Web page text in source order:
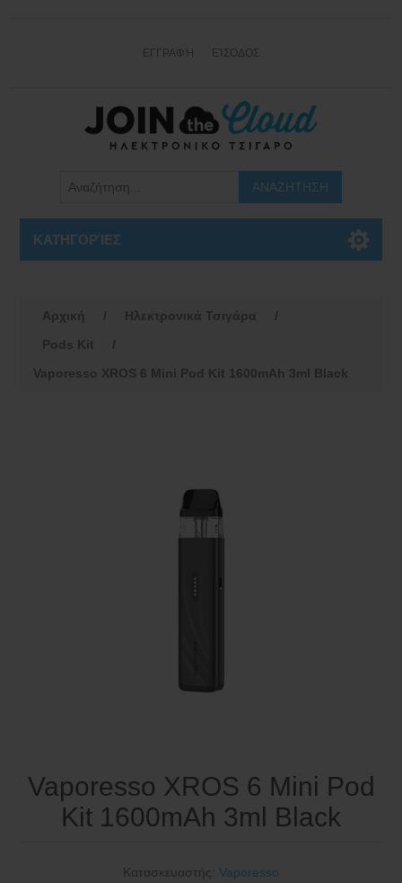
ΕΓΓΡΑΦΉ ΕΊΣΟΔΟΣ
ΚΑΤΗΓΟΡΊΕΣ
Αρχική / Ηλεκτρονικά Τσιγάρα
/
Pods Kit
/
Vaporesso XROS 6 Mini Pod Kit 1600mAh 3ml Black
Vaporesso XROS 6 Mini Pod
Kit 1600mAh 3ml Black
Κατασκευαστής: Vaporesso